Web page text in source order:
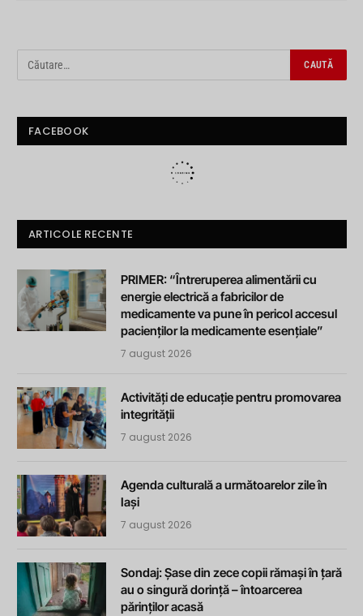
FACEBOOK
ARTICOLE RECENTE
PRIMER: “Întreruperea alimentării cu
energie electrică a fabricilor de
medicamente va pune în pericol accesul
pacienților la medicamente esențiale”
7 august 2026
Activități de educație pentru promovarea
integrității
7 august 2026
Agenda culturală a următoarelor zile în
Iași
7 august 2026
Sondaj: Șase din zece copii rămași în țară
au o singură dorință – întoarcerea
părinților acasă